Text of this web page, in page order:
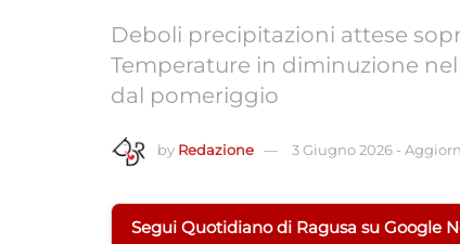
Deboli precipitazioni attese
Temperature in diminuzione
dal pomeriggio
by Redazione 3 Giugno 2026 -
Segui Quotidiano di Ragusa su Google